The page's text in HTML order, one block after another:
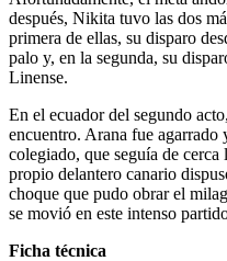
después, Nikita tuvo las dos
primera de ellas, su disparo
palo y, en la segunda, su
Linense.
En el ecuador del segundo
encuentro. Arana fue agarrado
colegiado, que seguía de
propio delantero canario
choque que pudo obrar el
se movió en este intenso
Ficha técnica